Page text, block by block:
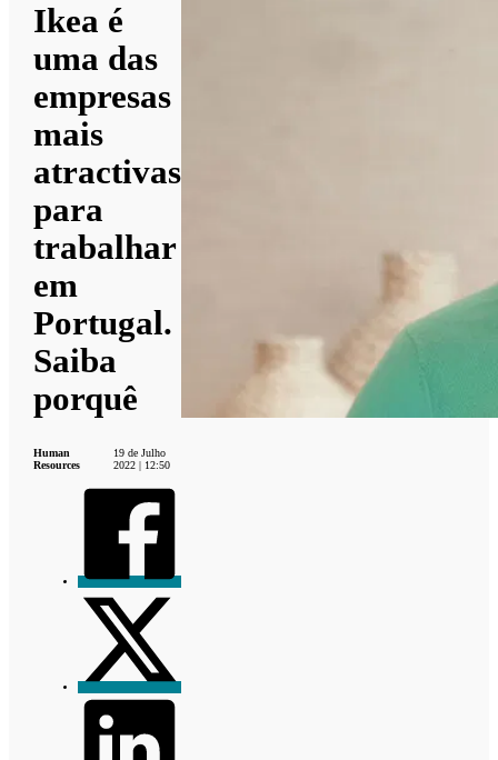
Ikea é
uma das
empresas
mais
atractivas
para
trabalhar
em
Portugal.
Saiba
porquê
Human
Resources
19 de Julho
2022 | 12:50